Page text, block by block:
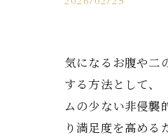
気になるお腹や二
する方法として、
ムの少ない非侵襲
り満足度を高める